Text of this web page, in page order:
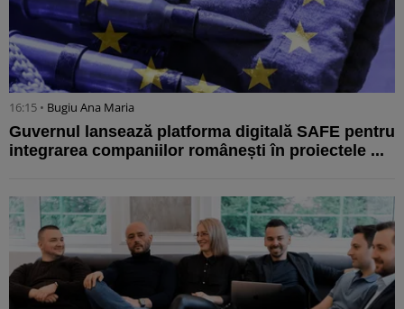
16:15 • Bugiu ⁠Ana Maria
Guvernul lansează platforma digitală SAFE pentru
integrarea companiilor românești în proiectele ...